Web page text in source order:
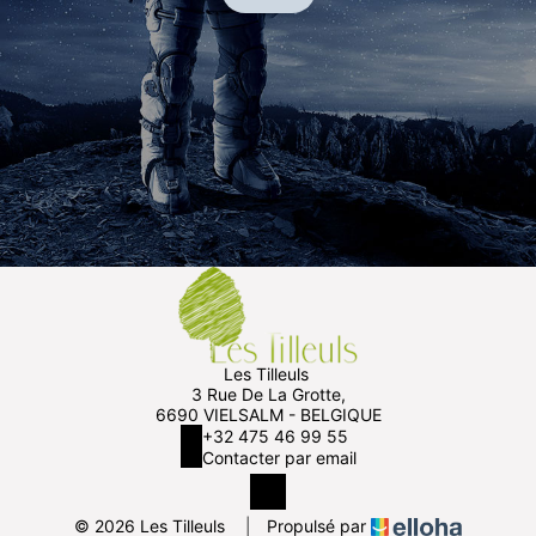
Les Tilleuls
3 Rue De La Grotte,
6690 VIELSALM - BELGIQUE
+32 475 46 99 55
Contacter par email
© 2026 Les Tilleuls Propulsé par